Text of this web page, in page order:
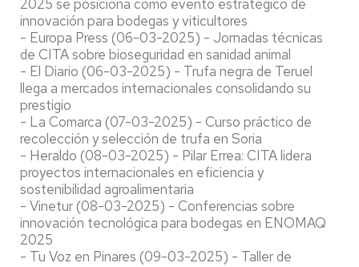
2025 se posiciona como evento estratégico de
innovación para bodegas y viticultores
- Europa Press (06-03-2025) - Jornadas técnicas
de CITA sobre bioseguridad en sanidad animal
- El Diario (06-03-2025) - Trufa negra de Teruel
llega a mercados internacionales consolidando su
prestigio
- La Comarca (07-03-2025) - Curso práctico de
recolección y selección de trufa en Soria
- Heraldo (08-03-2025) - Pilar Errea: CITA lidera
proyectos internacionales en eficiencia y
sostenibilidad agroalimentaria
- Vinetur (08-03-2025) - Conferencias sobre
innovación tecnológica para bodegas en ENOMAQ
2025
- Tu Voz en Pinares (09-03-2025) - Taller de